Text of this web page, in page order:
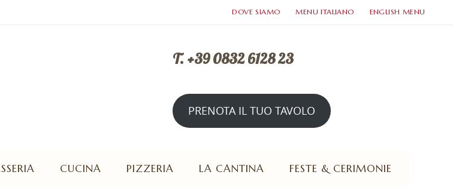
DOVE SIAMO MENU ITALIANO ENGLISH MENU
T. +39 0832 6128 23
PRENOTA IL TUO TAVOLO
CUCINA PIZZERIA LA CANTINA FESTE & CERIMONIE